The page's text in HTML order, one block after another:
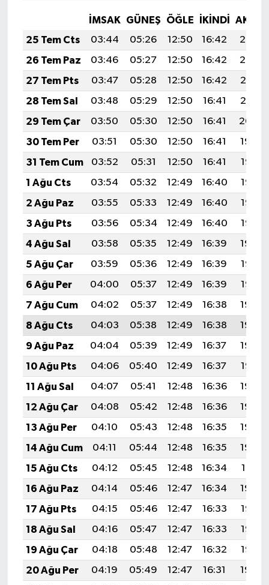
İMSAK GÜNEŞ ÖĞLE İKINDI
25 Tem Cts
03:44 05:26 12:50 16:42
20:03
26 Tem Paz
03:46 05:27 12:50 16:42
20:02
27 Tem Pts
03:47 05:28 12:50 16:42
20:01
28 Tem Sal
03:48 05:29 12:50 16:41
20:01
29 Tem Çar
03:50 05:30 12:50 16:41
20:00
30 Tem Per
03:51 05:30 12:50 16:41
19:59
31 Tem Cum
03:52 05:31 12:50 16:41
19:58
1 Ağu Cts
03:54 05:32 12:49 16:40
19:57
2 Ağu Paz
03:55 05:33 12:49 16:40
19:56
3 Ağu Pts
03:56 05:34 12:49 16:40
19:55
4 Ağu Sal
03:58 05:35 12:49 16:39
19:54
5 Ağu Çar
03:59 05:36 12:49 16:39
19:53
6 Ağu Per
04:00 05:37 12:49 16:39
19:52
7 Ağu Cum
04:02 05:37 12:49 16:38
19:50
8 Ağu Cts
04:03 05:38 12:49 16:38
19:49
9 Ağu Paz
04:04 05:39 12:49 16:37
19:48
10 Ağu Pts
04:06 05:40 12:49 16:37
19:47
11 Ağu Sal
04:07 05:41 12:48 16:36
19:46
12 Ağu Çar
04:08 05:42 12:48 16:36
19:44
13 Ağu Per
04:10 05:43 12:48 16:35
19:43
14 Ağu Cum
04:11 05:44 12:48 16:35
19:42
15 Ağu Cts
04:12 05:45 12:48 16:34
19:41
16 Ağu Paz
04:14 05:46 12:47 16:34
19:39
17 Ağu Pts
04:15 05:46 12:47 16:33
19:38
18 Ağu Sal
04:16 05:47 12:47 16:33
19:37
19 Ağu Çar
04:18 05:48 12:47 16:32
19:35
20 Ağu Per
04:19 05:49 12:47 16:31
19:34